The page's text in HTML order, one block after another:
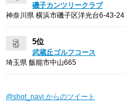
磯子カンツリークラブ
神奈川県 横浜市磯子区洋光台6-43-24
5位
武蔵丘ゴルフコース
埼玉県 飯能市中山665
@shot_navi からのツイート